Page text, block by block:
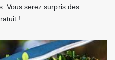
Vous serez surpris des
!